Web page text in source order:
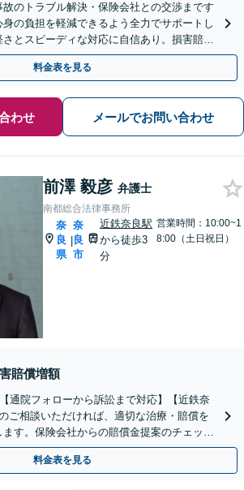
故のトラブル解決・保険会社との交渉まです
の負担を軽減できるよう全力でサポートし
とスピーディな対応に自信あり。損害賠償
間対応可】【大和西大寺駅1分】
料金表を見る
わせ メールでお問い合わせ
前澤 毅彦 弁護士
南都総合法律事務所
奈
良
県
|
奈
良
市
近鉄奈良駅
から徒歩3
分
営業時間：10:00~1
8:00（土日祝日）
賠償増額
通院フォローから訴訟まで対応】【近鉄奈
ご相談いただければ、適切な治療・賠償を
す。保険会社からの賠償金提案のチェック
相談ください。
料金表を見る